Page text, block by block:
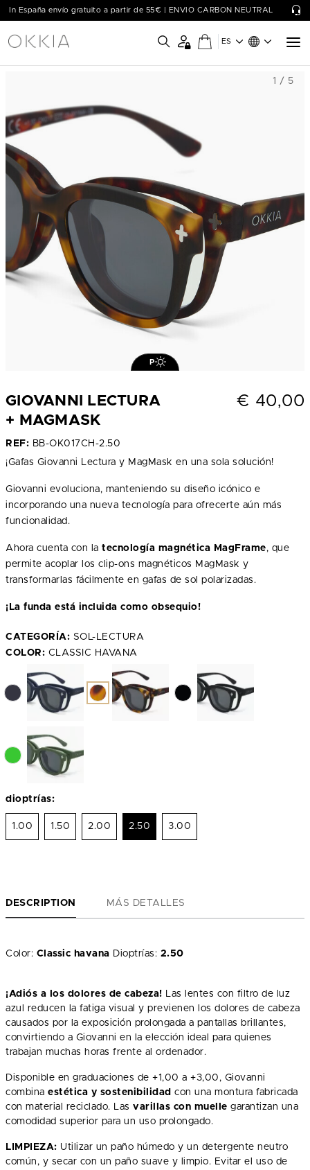
In España envío gratuito a partir de 55€ | ENVIO CARBON NEUTRAL
ES
P
1 / 5
GIOVANNI LECTURA
+ MAGMASK
€ 40,00
REF: BB-OK017CH-2.50
¡Gafas Giovanni Lectura y MagMask en una sola solución!
Giovanni evoluciona, manteniendo su diseño icónico e
incorporando una nueva tecnología para ofrecerte aún más
funcionalidad.
Ahora cuenta con la tecnología magnética MagFrame, que
permite acoplar los clip-ons magnéticos MagMask y
transformarlas fácilmente en gafas de sol polarizadas.
¡La funda está incluida como obsequio!
CATEGORÍA: SOL-LECTURA
COLOR: CLASSIC HAVANA
dioptrías:
1.00 1.50 2.00 2.50 3.00
DESCRIPTION MÁS DETALLES
Color: Classic havana Dioptrías: 2.50
¡Adiós a los dolores de cabeza! Las lentes con filtro de luz
azul reducen la fatiga visual y previenen los dolores de cabeza
causados por la exposición prolongada a pantallas brillantes,
convirtiendo a Giovanni en la elección ideal para quienes
trabajan muchas horas frente al ordenador.
Disponible en graduaciones de +1,00 a +3,00, Giovanni
combina estética y sostenibilidad con una montura fabricada
con material reciclado. Las varillas con muelle garantizan una
comodidad superior para un uso prolongado.
LIMPIEZA: Utilizar un paño húmedo y un detergente neutro
común, y secar con un paño suave y limpio. Evitar el uso de